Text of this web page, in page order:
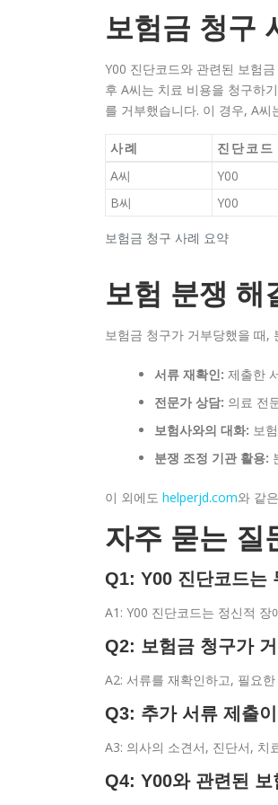
보험금 청구
Y00 진단코드와 관련된 보험
후 A씨는 치료 비용을 청구하
를 거부했습니다. 이 경우, A
보험금 청구 사례 요약
사례 진단코드
A씨
Y00
B씨
Y00
보험 분쟁 해
보험금 청구가 거부당했을 때,
서류 재확인: 제출한
전문가 상담: 의료 전
보험사와의 대화: 보
분쟁 조정 기관 활용:
이 외에도 helperjd.com와 같
자주 묻는 질
Q1: Y00 진단코드는
A1: Y00 진단코드는 정신적
Q2: 보험금 청구가
A2: 서류를 재확인하고, 필요
Q3: 추가 서류 제출
A3: 의사의 소견서, 진단서, 치
Q4: Y00와 관련된